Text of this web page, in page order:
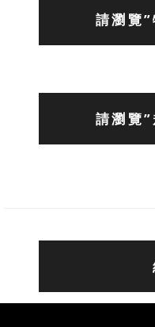
請瀏覽
請瀏覽